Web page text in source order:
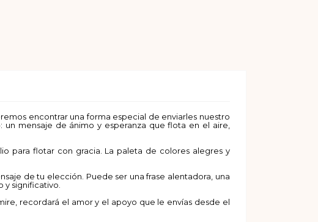
encontrar una forma especial de enviarles nuestro
mensaje de ánimo y esperanza que flota en el aire,
para flotar con gracia. La paleta de colores alegres y
de tu elección. Puede ser una frase alentadora, una
y significativo.
recordará el amor y el apoyo que le envías desde el